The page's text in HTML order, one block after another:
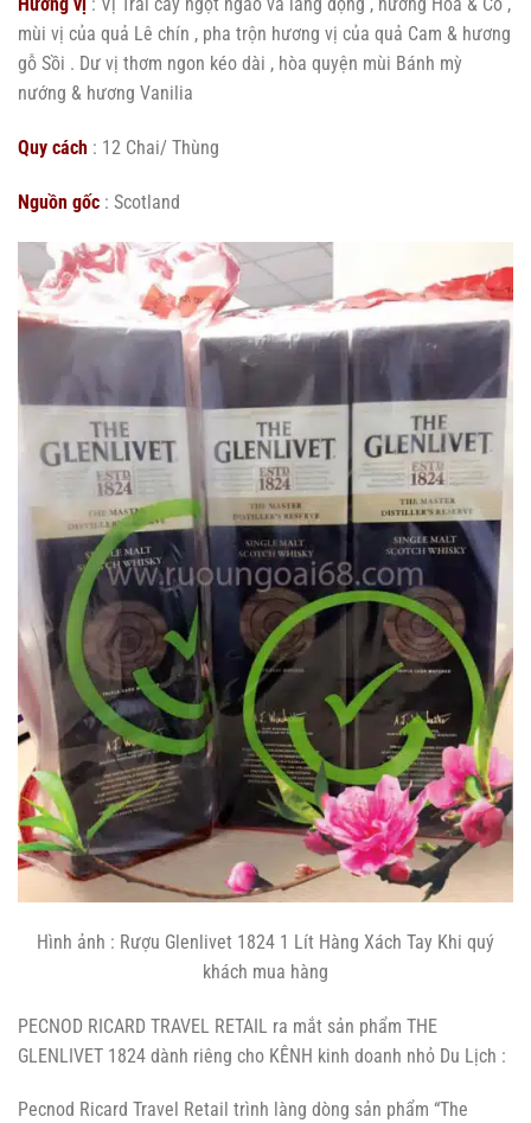
mùi vị của quả Lê chín , pha trộn hương vị của quả Cam & hương
gỗ Sồi . Dư vị thơm ngon kéo dài , hòa quyện mùi Bánh mỳ
nướng & hương Vanilia
Quy cách : 12 Chai/ Thùng
Nguồn gốc : Scotland
Hình ảnh : Rượu Glenlivet 1824 1 Lít Hàng Xách Tay Khi quý
khách mua hàng
PECNOD RICARD TRAVEL RETAIL ra mắt sản phẩm THE
GLENLIVET 1824 dành riêng cho KÊNH kinh doanh nhỏ Du Lịch :
Pecnod Ricard Travel Retail trình làng dòng sản phẩm “The